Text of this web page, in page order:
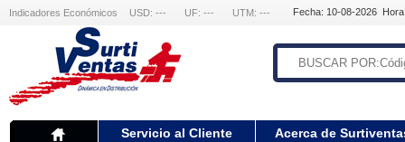
Indicadores Económicos USD: --- UF: --- UTM: --- Fecha: 10-08-2026
Servicio al Cliente Acerca de